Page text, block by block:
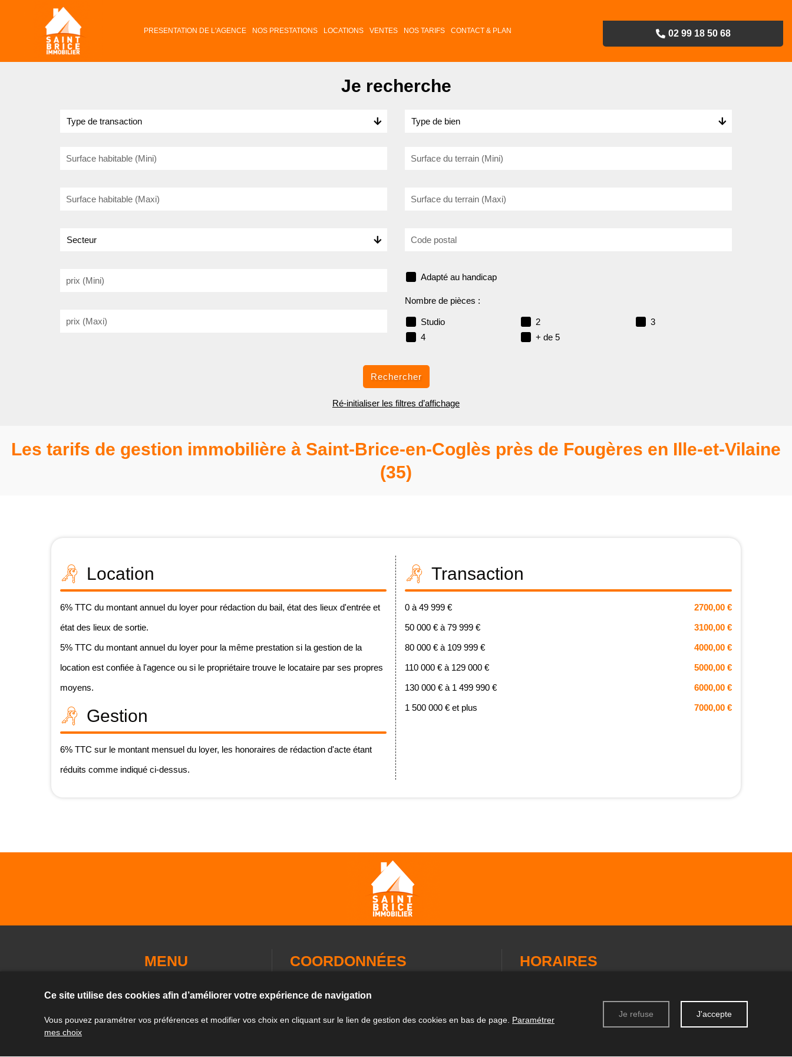
PRESENTATION DE L'AGENCE NOS PRESTATIONS LOCATIONS VENTES NOS TARIFS CONTACT & PLAN 02 99 18 50 68
Je recherche
Type de transaction Type de bien
Surface habitable (Mini)
Surface habitable (Maxi)
Surface du terrain (Mini)
Surface du terrain (Maxi)
Secteur Code postal
prix (Mini)
prix (Maxi)
Adapté au handicap
Nombre de pièces :
Studio 2
3
4
+ de 5
Rechercher
Ré-initialiser les filtres d’affichage
Les tarifs de gestion immobilière à Saint-Brice-en-Coglès près de Fougères en Ille-et-Vilaine
(35)
Location
6% TTC du montant annuel du loyer pour rédaction du bail, état des lieux d'entrée et
état des lieux de sortie.
5% TTC du montant annuel du loyer pour la même prestation si la gestion de la
location est confiée à l'agence ou si le propriétaire trouve le locataire par ses propres
moyens.
Gestion
6% TTC sur le montant mensuel du loyer, les honoraires de rédaction d'acte étant
réduits comme indiqué ci-dessus.
Transaction
0 à 49 999 €
2700,00 €
50 000 € à 79 999 €
3100,00 €
80 000 € à 109 999 €
4000,00 €
110 000 € à 129 000 €
5000,00 €
130 000 € à 1 499 990 €
6000,00 €
1 500 000 € et plus
7000,00 €
MENU
Presentation de l'agence
Nos prestations
Nos tarifs
Contact & Plan
Données personnelles
COORDONNÉES
Agence Saint Brice Immobilier
12, rue de l'Eglise
35460 Saint Brice en Coglès
HORAIRES
Du jeudi au vendredi de 9h à 12h30 et 14h à 18h
Le samedi de 9h à 12h30
Ce site utilise des cookies afin d’améliorer votre expérience de navigation
Vous pouvez paramétrer vos préférences et modifier vos choix en cliquant sur le lien de gestion des cookies en bas de page. Paramétrer
mes choix
Je refuse J'accepte